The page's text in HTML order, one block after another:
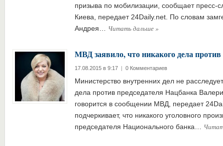
призыва по мобилизации, сообщает пресс-
Киева, передает 24Daily.net. По словам
Андрея… Читать дальше»
МВД заявило, что никакого дела против
17.08.2015 в 9:17 | 0 Комментариев
Министерство внутренних дел не
дела против председателя Нацбанка
говорится в сообщении МВД, передает
подчеркивает, что никакого уголовного
председателя Национального банка…